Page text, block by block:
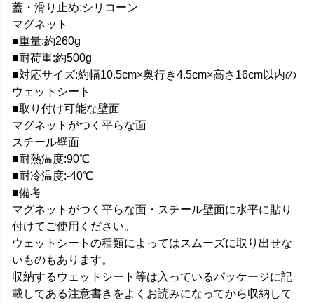
蓋・滑り止め:シリコーン
マグネット
■重量:約260g
■耐荷重:約500g
■対応サイズ:約幅10.5cm×奥行き4.5cm×高さ16cm以内の
ウェットシート
■取り付け可能な壁面
マグネットがつく平らな面
スチール壁面
■耐熱温度:90℃
■耐冷温度:-40℃
■備考
マグネットがつく平らな面・スチール壁面に水平に貼り
付けてご使用ください。
ウェットシートの種類によってはスムーズに取り出せな
いものもあります。
収納するウェットシート等は入っているパッケージに記
載してある注意書きをよくお読みになってから収納して